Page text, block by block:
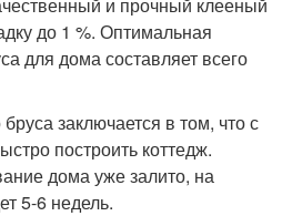
до 1 %. Оптимальная
для дома составляет всего
заключается в том, что с
построить коттедж.
дома уже залито, на
5-6 недель.